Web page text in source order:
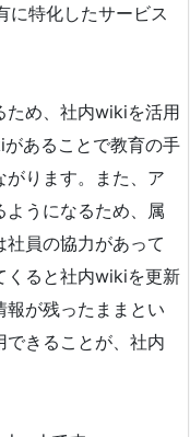
に特化したサービス
ため、社内wikiを活用
あることで教育の手
がります。また、ア
ようになるため、属
社員の協力があって
くると社内wikiを更新
が残ったままとい
できることが、社内